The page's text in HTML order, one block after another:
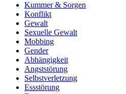
Kummer & Sorgen
Konflikt
Gewalt
Sexuelle Gewalt
Mobbing
Gender
Abhängigkeit
Angststörung
Selbstverletzung
Essstörung